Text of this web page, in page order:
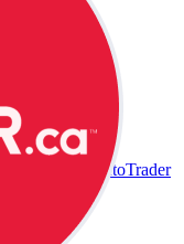
AutoTrader